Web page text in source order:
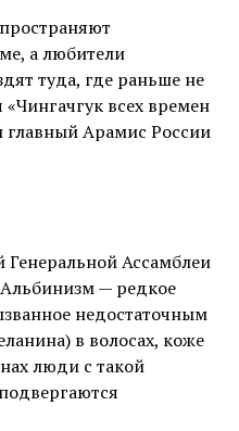
а любители
туда, где раньше не
всех времен
Арамис России
Ассамблеи
— редкое
недостаточным
в волосах, коже
люди с такой